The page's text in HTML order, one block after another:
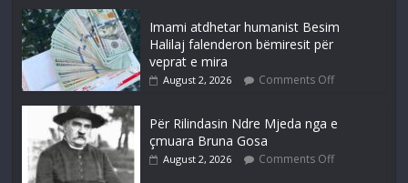
Imami atdhetar humanist Besim
Halilaj falenderon bëmiresit për
veprat e mira
August 2, 2026 Comments Off
Për Rilindasin Ndre Mjeda nga e
çmuara Bruna Gosa
August 2, 2026 Comments Off